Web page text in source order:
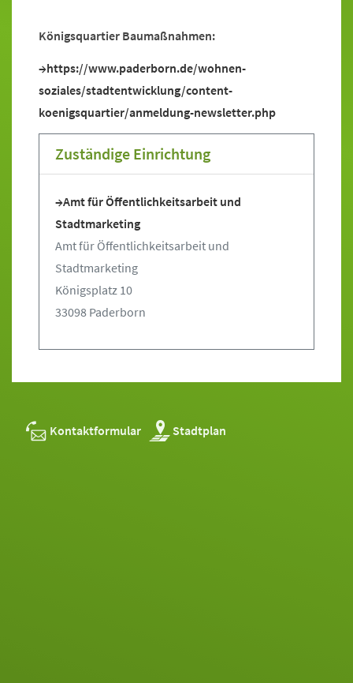
Königsquartier Baumaßnahmen:
https://www.paderborn.de/wohnen-
soziales/stadtentwicklung/content-
koenigsquartier/anmeldung-newsletter.php
Zuständige Einrichtung
Amt für Öffentlichkeitsarbeit und
Stadtmarketing
Amt für Öffentlichkeitsarbeit und
Stadtmarketing
Königsplatz 10
33098 Paderborn
Kontaktformular Stadtplan